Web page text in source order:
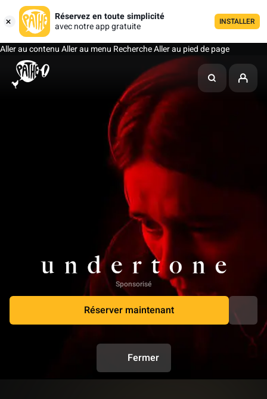
Réservez en toute simplicité
avec notre app gratuite
INSTALLER
Aller au contenuAller au menu RechercheAller au pied de page
Sponsorisé
Réserver maintenant
Fermer